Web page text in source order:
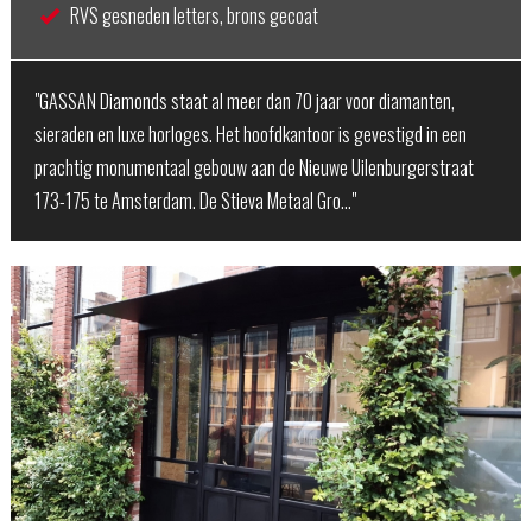
RVS gesneden letters, brons gecoat
"GASSAN Diamonds staat al meer dan 70 jaar voor diamanten,
sieraden en luxe horloges. Het hoofdkantoor is gevestigd in een
prachtig monumentaal gebouw aan de Nieuwe Uilenburgerstraat
173-175 te Amsterdam. De Stieva Metaal Gro…"